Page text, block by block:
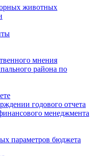
животных
мнения
района по
годового отчета
менеджмента
параметров бюджета